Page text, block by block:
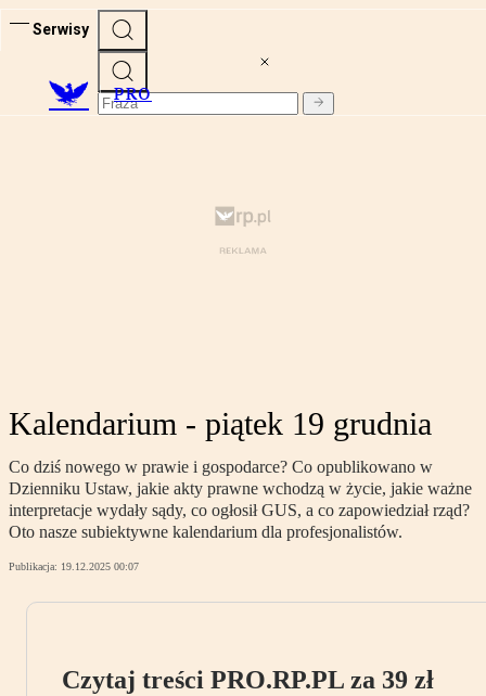
Serwisy
PRO
Kalendarium - piątek 19 grudnia
Co dziś nowego w prawie i gospodarce? Co opublikowano w
Dzienniku Ustaw, jakie akty prawne wchodzą w życie, jakie ważne
interpretacje wydały sądy, co ogłosił GUS, a co zapowiedział rząd?
Oto nasze subiektywne kalendarium dla profesjonalistów.
Publikacja: 19.12.2025 00:07
Czytaj treści PRO.RP.PL za 39 zł